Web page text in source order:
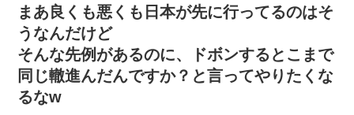
まあ良くも悪くも日本が先に行ってるのはそ
うなんだけど
そんな先例があるのに、ドボンするとこまで
同じ轍進んだんですか？と言ってやりたくな
るなw